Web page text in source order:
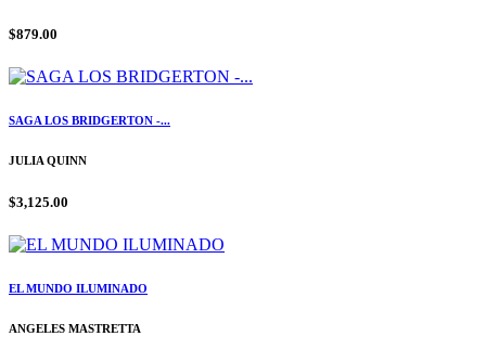
$879.00
SAGA LOS BRIDGERTON -...
JULIA QUINN
$3,125.00
EL MUNDO ILUMINADO
ANGELES MASTRETTA